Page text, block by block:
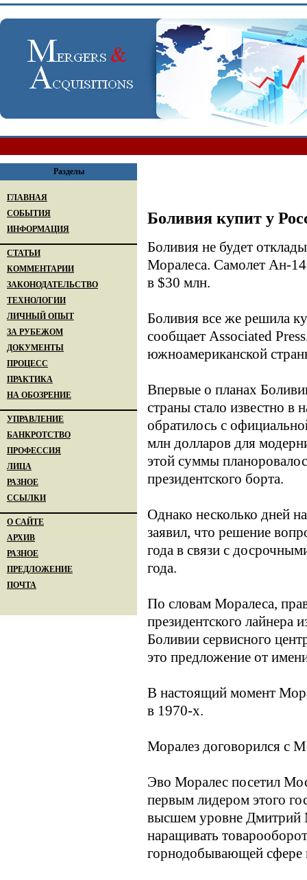
Разделы
ГЛАВНАЯ
СОБЫТИЯ
ИНФОРМАЦИЯ
СТАТЬИ
КОММЕНТАРИИ
ЗАКОНОДАТЕЛЬСТВО
ТЕХНОЛОГИИ
ЛИЧНЫЙ ОПЫТ
ЗА РУБЕЖОМ
ДОКУМЕНТЫ
ПРОЦЕСС
ПРАКТИКА
НА ОБОЗРЕНИЕ
УПРАВЛЕНИЕ
БАНКРОТСТВО
ПРОФЕССИЯ
ЛИЦА
РАЗНОЕ
ССЫЛКИ
О САЙТЕ
АРХИВ
РАЗНОЕ
ПРЕДЛОЖЕНИЕ
ПОЧТА
Боливия купит у
Боливия не будет
Моралеса. Самолет Ан-
в $30 млн.
Боливия все же решила
сообщает Associated
южноамериканской
Впервые о планах
страны стало известно в
обратилось с
млн долларов для
этой суммы
президентского борта.
Однако несколько дней
заявил, что решение
года в связи с
года.
По словам Моралеса,
президентского лайнера
Боливии сервисного
это предложение от
В настоящий момент
в 1970-х.
Моралез договорился с
Эво Моралес посетил
первым лидером этого
высшем уровне Дмитрий
наращивать
горнодобывающей сфере